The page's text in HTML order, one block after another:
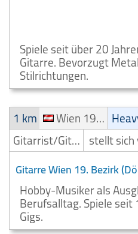
Spiele seit über 20
Gitarre. Bevorzugt
Stilrichtungen.
1 km
Wien 19. Bezirk (Döbling)
Gitarrist/Gitarrenspieler stellt
Gitarre Wien 19. Bezirk
Hobby-Musiker als
Berufsalltag. Spiele seit
Gigs.